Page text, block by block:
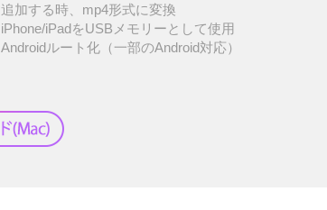
追加する時、mp4形式に変換
iPhone/iPadをUSBメモリーとして使用
Androidルート化（一部のAndroid対応）